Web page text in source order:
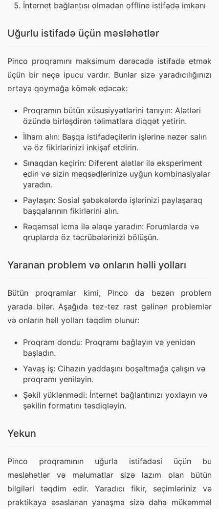
İnternet bağlantısı olmadan offline istifadə imkanı
Uğurlu istifadə üçün məsləhətlər
Pinco proqramını maksimum dərəcədə istifadə etmək
üçün bir neçə ipucu vardır. Bunlar sizə yaradıcılığınızı
ortaya qoymağa kömək edəcək:
Proqramın bütün xüsusiyyətlərini tanıyın: Alətləri
özündə birləşdirən təlimatlara diqqət yetirin.
İlham alın: Başqa istifadəçilərin işlərinə nəzər salın
və öz fikirlərinizi inkişaf etdirin.
Sınaqdan keçirin: Diferent alətlər ilə eksperiment
edin və sizin məqsədlərinizə uyğun kombinasiyalar
yaradın.
Paylaşın: Sosial şəbəkələrdə işlərinizi paylaşaraq
başqalarının fikirlərini alın.
Rəqəmsal icma ilə əlaqə yaradın: Forumlarda və
qruplarda öz təcrübələrinizi bölüşün.
Yaranan problem və onların həlli yolları
Bütün proqramlar kimi, Pinco da bəzən problem
yarada bilər. Aşağıda tez-tez rast gəlinən problemlər
və onların həll yolları təqdim olunur:
Proqram dondu: Proqramı bağlayın və yenidən
başladın.
Yavaş iş: Cihazın yaddaşını boşaltmağa çalışın və
proqramı yeniləyin.
Şəkil yüklənmədi: İnternet bağlantınızı yoxlayın və
şəkilin formatını təsdiqləyin.
Yekun
Pinco proqramının uğurla istifadəsi üçün bu
məsləhətlər və məlumatlar sizə lazım olan bütün
bilgiləri təqdim edir. Yaradıcı fikir, seçimləriniz və
praktikaya əsaslanan yanaşma sizə daha mükəmməl